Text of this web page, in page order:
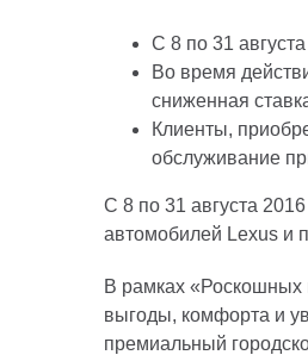
С 8 по 31
Во время
сниженная
Клиенты,
обслуживание
С 8 по 31 августа
автомобилей Lexus и
В рамках «Роскошных
выгоды, комфорта и
премиальный